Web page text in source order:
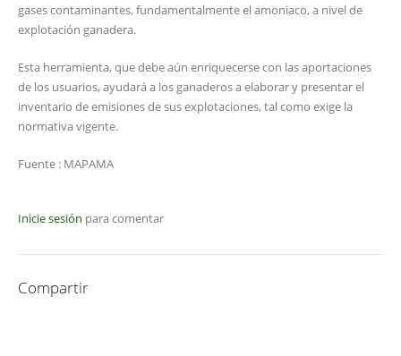
gases contaminantes, fundamentalmente el amoniaco, a nivel de
explotación ganadera.
Esta herramienta, que debe aún enriquecerse con las aportaciones
de los usuarios, ayudará a los ganaderos a elaborar y presentar el
inventario de emisiones de sus explotaciones, tal como exige la
normativa vigente.
Fuente : MAPAMA
Inicie sesión para comentar
Compartir